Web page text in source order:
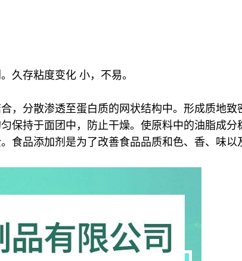
久存粘度变化 小，不易。
，分散渗透至蛋白质的网状结构中。 形成质地致
保持于面团中，防止干燥。 使原料中的油脂成分
食品添加剂是为了改善食品品质和色、香、味